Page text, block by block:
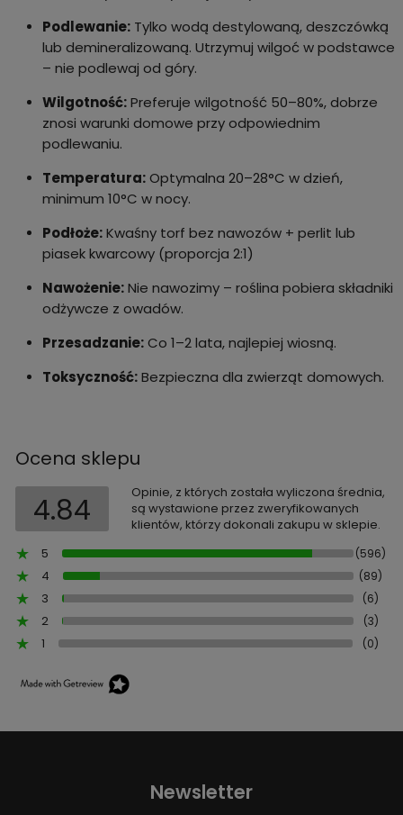
Podlewanie:Tylko wodą destylowaną, deszczówką
lub demineralizowaną. Utrzymuj wilgoć w podstawce
– nie podlewaj od góry.
Wilgotność:Preferuje wilgotność 50–80%, dobrze
znosi warunki domowe przy odpowiednim
podlewaniu.
Temperatura:Optymalna 20–28°C w dzień,
minimum 10°C w nocy.
Podłoże:Kwaśny torf bez nawozów + perlit lub
piasek kwarcowy (proporcja 2:1)
Nawożenie:Nie nawozimy – roślina pobiera składniki
odżywcze z owadów.
Przesadzanie:Co 1–2 lata, najlepiej wiosną.
Toksyczność:Bezpieczna dla zwierząt domowych.
Ocena sklepu
4.84
Opinie, z których została wyliczona średnia,
są wystawione przez zweryfikowanych
klientów, którzy dokonali zakupu w sklepie.
5
(596)
4 (89)
3 (6)
2 (3)
1 (0)
Newsletter